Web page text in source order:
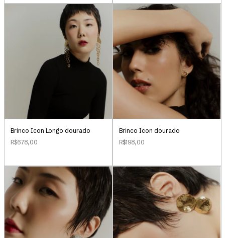
Brinco Icon Longo dourado
R$678,00
Brinco Icon dourado
R$198,00